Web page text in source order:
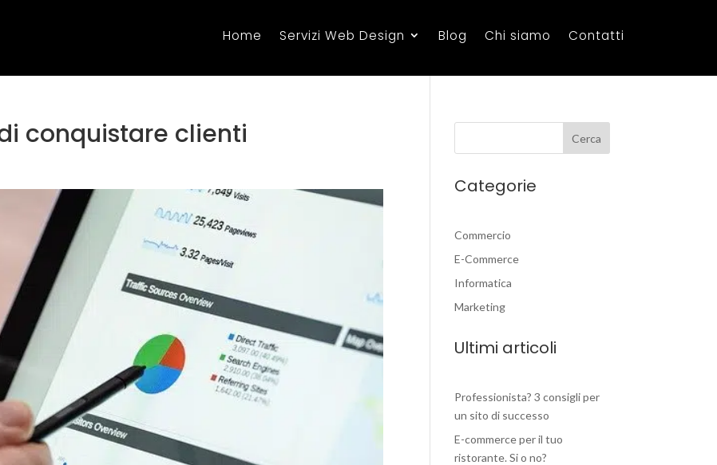
Home Servizi Web Design Blog Chi siamo Contatti
conquistare clienti
Categorie
Commercio
E-Commerce
Informatica
Marketing
Ultimi articoli
Professionista? 3 consigli per
un sito di successo
E-commerce per il tuo
ristorante. Si o no?